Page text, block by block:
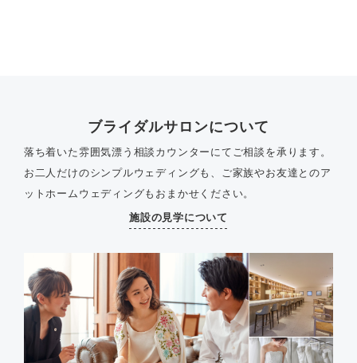
ブライダルサロンについて
落ち着いた雰囲気漂う相談カウンターにてご相談を承ります。
お二人だけのシンプルウェディングも、ご家族やお友達とのア
ットホームウェディングもおまかせください。
施設の見学について